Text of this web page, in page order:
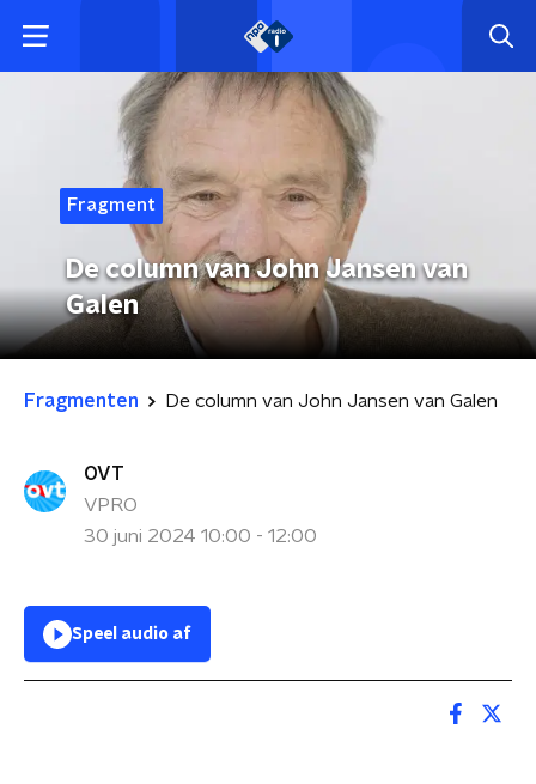
Fragment
De column van John Jansen van
Galen
Fragmenten De column van John Jansen van Galen
OVT
VPRO
30 juni 2024 10:00 - 12:00
Speel audio af